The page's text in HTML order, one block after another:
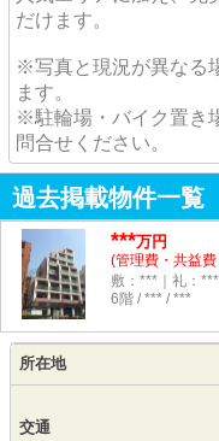
だけます。
※写真と現況が異なる
ます。
※駐輪場・バイク置き
問合せください。
過去掲載物件一覧
***万円
(管理費・共益
敷：***｜礼：***
6階 / *** / ***
所在地
交通